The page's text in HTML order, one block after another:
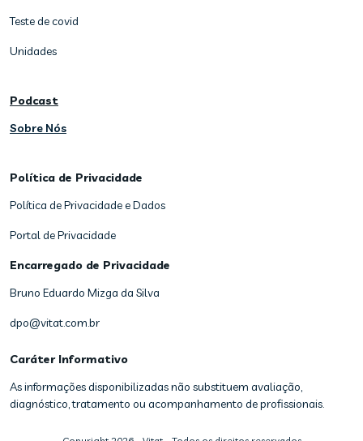
Teste de covid
Unidades
Podcast
Sobre Nós
Política de Privacidade
Política de Privacidade e Dados
Portal de Privacidade
Encarregado de Privacidade
Bruno Eduardo Mizga da Silva
dpo@vitat.com.br
Caráter Informativo
As informações disponibilizadas não substituem avaliação,
diagnóstico, tratamento ou acompanhamento de profissionais.